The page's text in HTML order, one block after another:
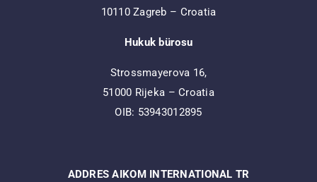
10110 Zagreb – Croatia
Hukuk bürosu
Strossmayerova 16,
51000 Rijeka – Croatia
OIB: 53943012895
ADDRES AIKOM INTERNATIONAL TR